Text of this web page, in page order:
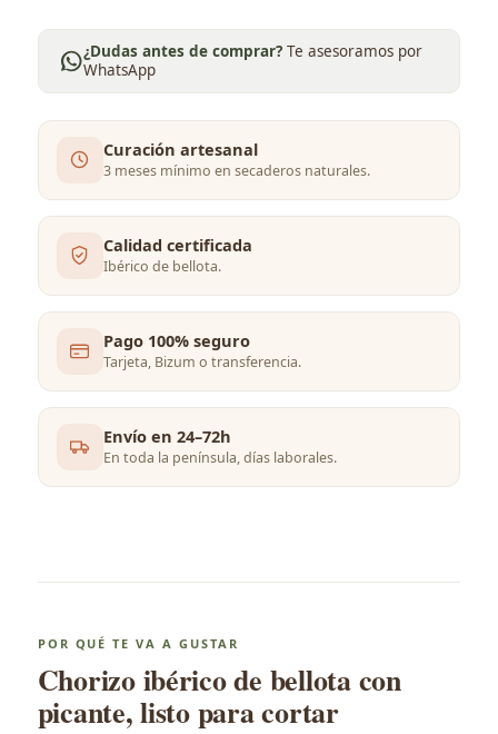
¿Dudas antes de comprar?Te asesoramos por
WhatsApp
Curación artesanal
3 meses mínimo en secaderos naturales.
Calidad certificada
Ibérico de bellota.
Pago 100% seguro
Tarjeta, Bizum o transferencia.
Envío en 24–72h
En toda la península, días laborales.
POR QUÉ TE VA A GUSTAR
Chorizo ibérico de bellota con
picante, listo para cortar